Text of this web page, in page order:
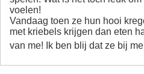
voelen!
Vandaag toen ze hun hooi
met kriebels krijgen dan eten
van me! Ik ben blij dat ze bij